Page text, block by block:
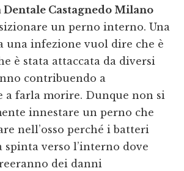
Castagnedo Milano
un perno interno. Una
una infezione vuol dire che è
è stata attaccata da diversi
contribuendo a
a farla morire. Dunque non si
innestare un perno che
nell’osso perché i batteri
verso l’interno dove
dei danni